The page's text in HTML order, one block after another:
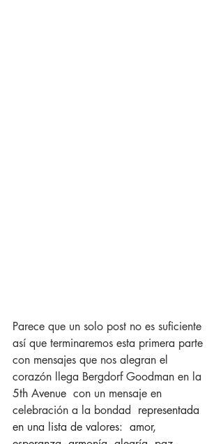
Parece que un solo post no es suficiente
así que terminaremos esta primera parte
con mensajes que nos alegran el
corazón llega Bergdorf Goodman en la
5th Avenue con un mensaje en
celebración a la bondad representada
en una lista de valores:  amor,